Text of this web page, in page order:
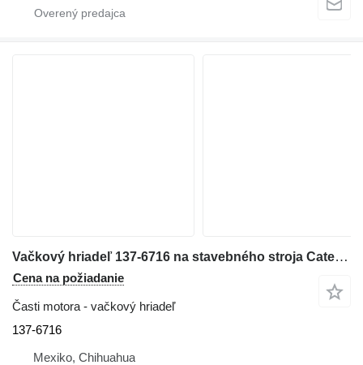
Vačkový hriadeľ 137-6716 na stavebného stroja Caterpillar 3126,C7
Cena na požiadanie
Časti motora - vačkový hriadeľ
137-6716
Mexiko, Chihuahua